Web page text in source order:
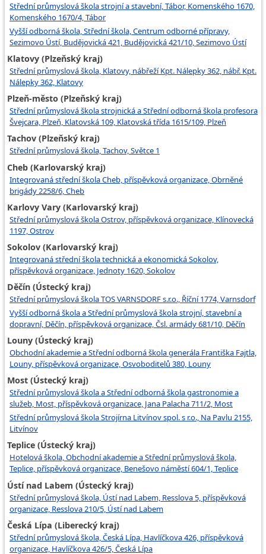
Střední průmyslová škola strojní a stavební, Tábor, Komenského 1670,
Komenského 1670/4, Tábor
Vyšší odborná škola, Střední škola, Centrum odborné přípravy,
Sezimovo Ústí, Budějovická 421, Budějovická 421/10, Sezimovo Ústí
Klatovy (Plzeňský kraj)
Střední průmyslová škola, Klatovy, nábřeží Kpt. Nálepky 362, nábř. Kpt.
Nálepky 362, Klatovy
Plzeň-město (Plzeňský kraj)
Střední průmyslová škola strojnická a Střední odborná škola profesora
Švejcara, Plzeň, Klatovská 109, Klatovská třída 1615/109, Plzeň
Tachov (Plzeňský kraj)
Střední průmyslová škola, Tachov, Světce 1
Cheb (Karlovarský kraj)
Integrovaná střední škola Cheb, příspěvková organizace, Obrněné
brigády 2258/6, Cheb
Karlovy Vary (Karlovarský kraj)
Střední průmyslová škola Ostrov, příspěvková organizace, Klínovecká
1197, Ostrov
Sokolov (Karlovarský kraj)
Integrovaná střední škola technická a ekonomická Sokolov,
příspěvková organizace, Jednoty 1620, Sokolov
Děčín (Ústecký kraj)
Střední průmyslová škola TOS VARNSDORF s.r.o., Říční 1774, Varnsdorf
Vyšší odborná škola a Střední průmyslová škola strojní, stavební a
dopravní, Děčín, příspěvková organizace, Čsl. armády 681/10, Děčín
Louny (Ústecký kraj)
Obchodní akademie a Střední odborná škola generála Františka Fajtla,
Louny, příspěvková organizace, Osvoboditelů 380, Louny
Most (Ústecký kraj)
Střední průmyslová škola a Střední odborná škola gastronomie a
služeb, Most, příspěvková organizace, Jana Palacha 711/2, Most
Střední průmyslová škola Strojírna Litvínov spol. s r.o., Na Pavlu 2155,
Litvínov
Teplice (Ústecký kraj)
Hotelová škola, Obchodní akademie a Střední průmyslová škola,
Teplice, příspěvková organizace, Benešovo náměstí 604/1, Teplice
Ústí nad Labem (Ústecký kraj)
Střední průmyslová škola, Ústí nad Labem, Resslova 5, příspěvková
organizace, Resslova 210/5, Ústí nad Labem
Česká Lípa (Liberecký kraj)
Střední průmyslová škola, Česká Lípa, Havlíčkova 426, příspěvková
organizace, Havlíčkova 426/5, Česká Lípa